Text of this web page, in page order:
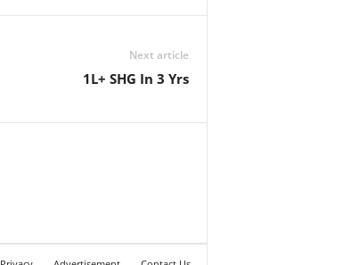
Next article
1L+ SHG In 3 Yrs